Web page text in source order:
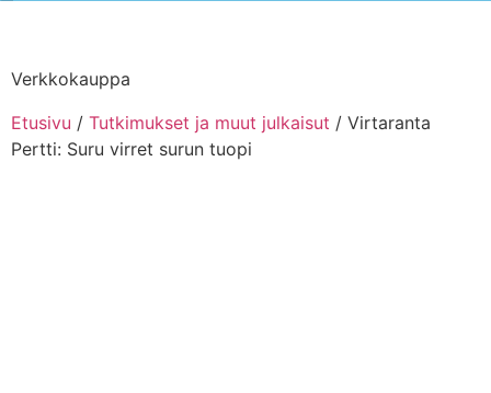
Verkkokauppa
Etusivu / Tutkimukset ja muut julkaisut / Virtaranta
Pertti: Suru virret surun tuopi